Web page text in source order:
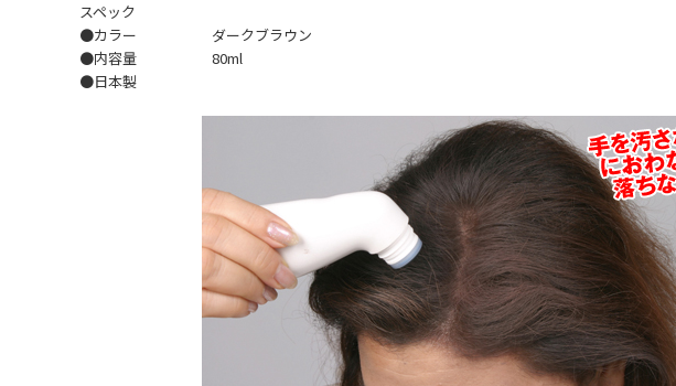
スペック
●カラー
ダークブラウン
●内容量
80ml
●日本製